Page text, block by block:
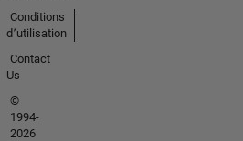
Conditions
d՚utilisation
Contact
Us
©
1994-
2026